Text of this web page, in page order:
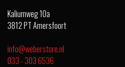
Kaliumweg 10a
3812 PT Amersfoort
info@weberstore.nl
033 - 303 6536